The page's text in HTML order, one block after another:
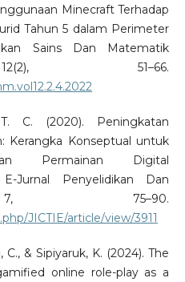
Minecraft Terhadap
Tahun 5 dalam Perimeter
Sains Dan Matematik
51–66.
C. (2020). Peningkatan
Kerangka Konseptual untuk
Permainan Digital
Jurnal Penyelidikan Dan
75–90.
JICTIE/article/view/3911
& Sipiyaruk, K. (2024). The
online role-play as a